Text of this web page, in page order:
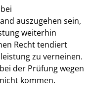
auszugehen sein,
weiterhin
Recht tendiert
zu verneinen.
der Prüfung wegen
kommen.